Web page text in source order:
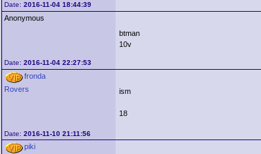
Date:2016-11-04 18:44:39
Anonymous
Date:2016-11-04 22:27:53
btman
10v
fronda
Rovers
Date:2016-11-10 21:11:56
ism
18
piki